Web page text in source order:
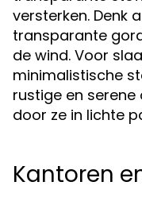
versterken. Denk
transparante
de wind. Voor
minimalistische
rustige en
door ze in lichte
Kantoren